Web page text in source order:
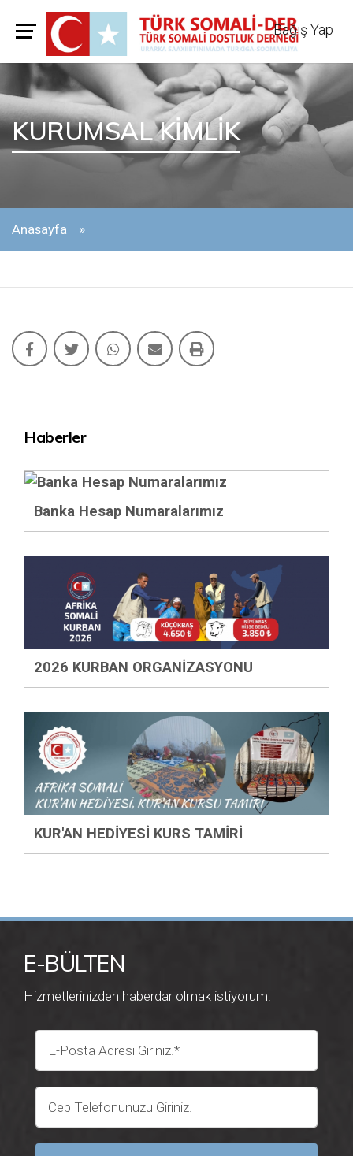
Bağış Yap
KURUMSAL KİMLİK
Anasayfa
Haberler
Banka Hesap Numaralarımız
2026 KURBAN ORGANİZASYONU
KUR'AN HEDİYESİ KURS TAMİRİ
E-BÜLTEN
Hizmetlerinizden haberdar olmak istiyorum.